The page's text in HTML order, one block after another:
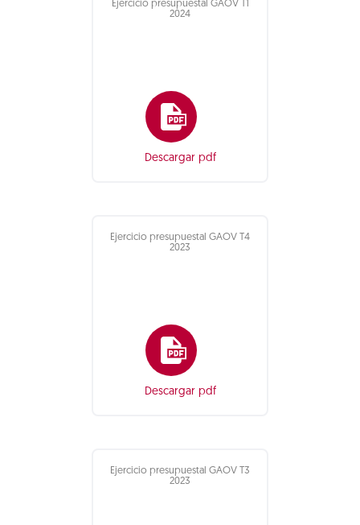
Ejercicio presupuestal GAOV T1
2024
Descargar pdf
Ejercicio presupuestal GAOV T4
2023
Descargar pdf
Ejercicio presupuestal GAOV T3
2023